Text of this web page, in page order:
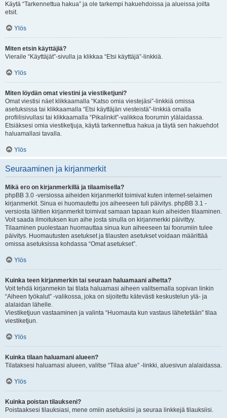
Käytä “Tarkennettua hakua” ja ole tarkempi hakuehdoissa ja alueissa joilta
etsit.
Ylös
Miten etsin käyttäjiä?
Vieraile “Käyttäjät”-sivulla ja klikkaa “Etsi käyttäjä”-linkkiä.
Ylös
Miten löydän omat viestini ja viestiketjuni?
Omat viestisi näet klikkaamalla “Katso omia viestejäsi”-linkkiä omissa
asetuksissa tai klikkaamalla “Etsi käyttäjän viesteistä”-linkkiä omalla
profiilisivullasi tai klikkaamalla “Pikalinkit”-valikkoa foorumin ylälaidassa.
Etsiäksesi omia viestiketjuja, käytä tarkennettua hakua ja täytä sen hakuehdot
haluamallasi tavalla.
Ylös
Seuraaminen ja kirjanmerkit
Mikä ero on kirjanmerkillä ja tilaamisella?
phpBB 3.0 -versiossa aiheiden kirjanmerkit toimivat kuten internet-selaimen
kirjanmerkit. Sinua ei huomautettu jos aiheeseen tuli päivitys. phpBB 3.1 -
versiosta lähtien kirjanmerkit toimivat samaan tapaan kuin aiheiden tilaaminen.
Voit saada ilmoituksen kun aihe josta sinulla on kirjanmerkki päivittyy.
Tilaaminen puolestaan huomauttaa sinua kun aiheeseen tai foorumiin tulee
päivitys. Huomautusten asetukset ja tilausten asetukset voidaan määrittää
omissa asetuksissa kohdassa “Omat asetukset”.
Ylös
Kuinka teen kirjanmerkin tai seuraan haluamaani aihetta?
Voit tehdä kirjanmekin tai tilata haluamasi aiheen valitsemalla sopivan linkin
“Aiheen työkalut” -valikossa, joka on sijoitettu kätevästi keskustelun ylä- ja
alalaidan lähelle.
Viestiketjuun vastaaminen ja valinta “Huomauta kun vastaus lähetetään” tilaa
viestiketjun.
Ylös
Kuinka tilaan haluamani alueen?
Tilataksesi haluamasi alueen, valitse “Tilaa alue” -linkki, aluesivun alalaidassa.
Ylös
Kuinka poistan tilaukseni?
Poistaaksesi tilauksiasi, mene omiin asetuksiisi ja seuraa linkkejä tilauksiisi.